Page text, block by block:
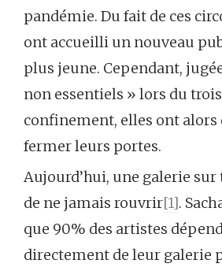
pandémie. Du fait de ces
ont accueilli un nouveau
plus jeune. Cependant,
non essentiels » lors du
confinement, elles ont alors
fermer leurs portes.
Aujourd’hui, une galerie
de ne jamais rouvrir[1].
que 90% des artistes
directement de leur galerie